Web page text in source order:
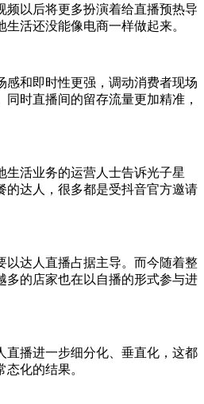
频以后将更多扮演着给直播预热导
活还没能像电商一样做起来。
感和即时性更强，调动消费者现场
时直播间的留存流量更加精准，
生活业务的运营人士告诉光子星
的达人，很多都是受抖音官方邀请
以达人直播占据主导。而今随着整
多的店家也在以自播的形式参与进
直播进一步细分化、垂直化，这都
化的结果。